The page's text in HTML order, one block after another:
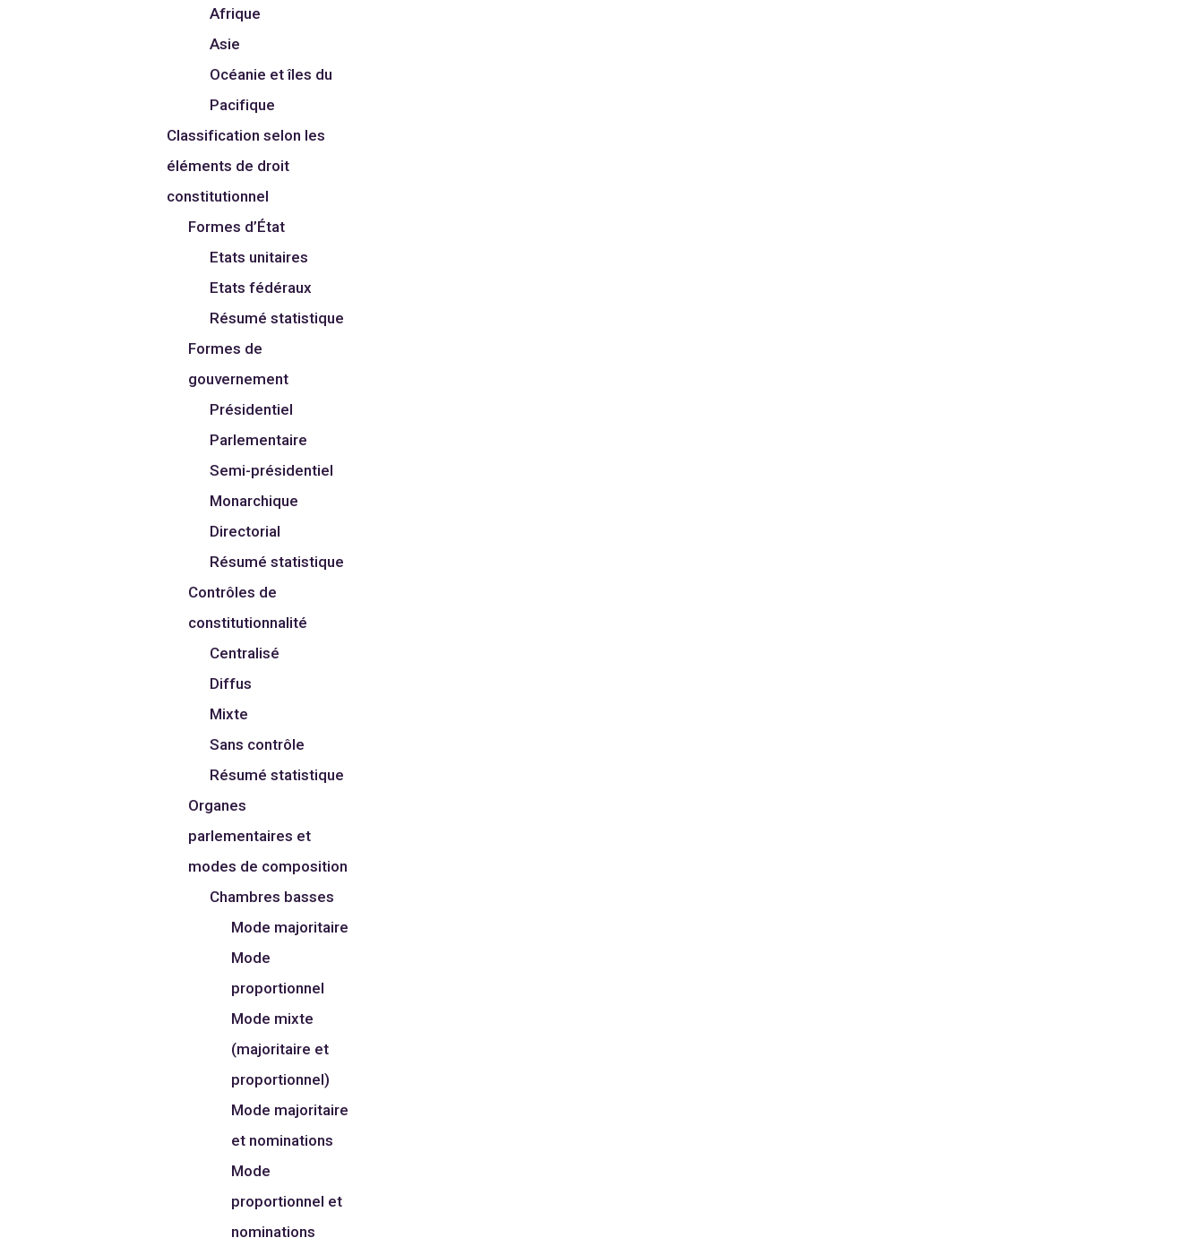
Afrique
Asie
Océanie et îles du
Pacifique
Classification selon les
éléments de droit
constitutionnel
Formes d’État
Etats unitaires
Etats fédéraux
Résumé statistique
Formes de
gouvernement
Présidentiel
Parlementaire
Semi-présidentiel
Monarchique
Directorial
Résumé statistique
Contrôles de
constitutionnalité
Centralisé
Diffus
Mixte
Sans contrôle
Résumé statistique
Organes
parlementaires et
modes de composition
Chambres basses
Mode majoritaire
Mode
proportionnel
Mode mixte
(majoritaire et
proportionnel)
Mode majoritaire
et nominations
Mode
proportionnel et
nominations